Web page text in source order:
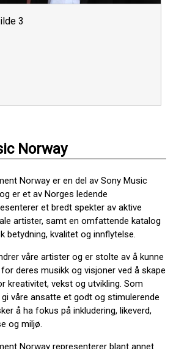
3
Norway
Norway er en del av Sony Music
er et av Norges ledende
et bredt spekter av aktive
artister, samt en omfattende katalog
betydning, kvalitet og innflytelse.
våre artister og er stolte av å kunne
deres musikk og visjoner ved å skape
kreativitet, vekst og utvikling. Som
våre ansatte et godt og stimulerende
å ha fokus på inkludering, likeverd,
og miljø.
Norway representerer blant annet